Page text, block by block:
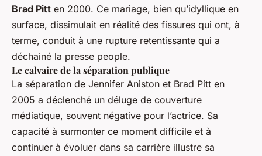
Brad Pitt en 2000. Ce mariage, bien qu’idyllique en
surface, dissimulait en réalité des fissures qui ont, à
terme, conduit à une rupture retentissante qui a
déchainé la presse people.
Le calvaire de la séparation publique
La séparation de Jennifer Aniston et Brad Pitt en
2005 a déclenché un déluge de couverture
médiatique, souvent négative pour l’actrice. Sa
capacité à surmonter ce moment difficile et à
continuer à évoluer dans sa carrière illustre sa